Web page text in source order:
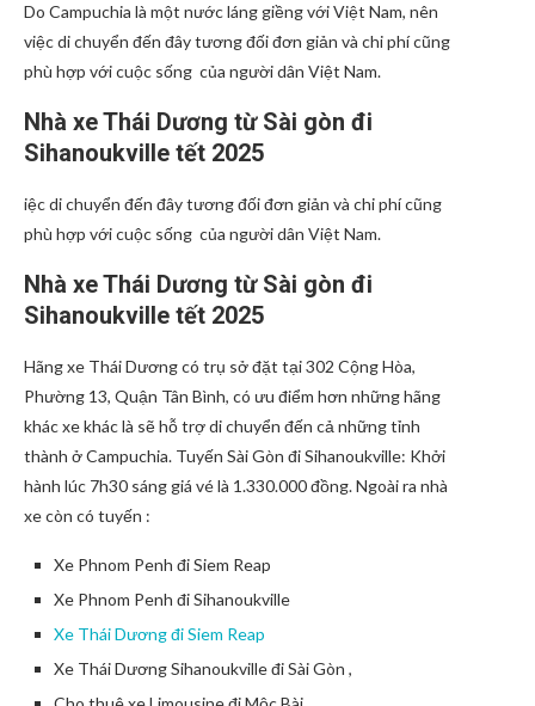
Do Campuchia là một nước láng giềng với Việt Nam, nên
việc di chuyển đến đây tương đối đơn giản và chi phí cũng
phù hợp với cuộc sống của người dân Việt Nam.
Nhà xe Thái Dương từ Sài gòn đi
Sihanoukville tết 2025
iệc di chuyển đến đây tương đối đơn giản và chi phí cũng
phù hợp với cuộc sống của người dân Việt Nam.
Nhà xe Thái Dương từ Sài gòn đi
Sihanoukville tết 2025
Hãng xe Thái Dương có trụ sở đặt tại 302 Cộng Hòa,
Phường 13, Quận Tân Bình, có ưu điểm hơn những hãng
khác xe khác là sẽ hỗ trợ di chuyển đến cả những tỉnh
thành ở Campuchia. Tuyến Sài Gòn đi Sihanoukville: Khởi
hành lúc 7h30 sáng giá vé là 1.330.000 đồng. Ngoài ra nhà
xe còn có tuyến :
Xe Phnom Penh đi Siem Reap
Xe Phnom Penh đi Sihanoukville
Xe Thái Dương đi Siem Reap
Xe Thái Dương Sihanoukville đi Sài Gòn ,